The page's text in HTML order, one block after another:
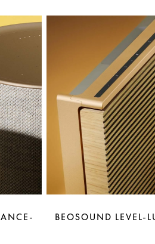
BEOSOUND LEVEL-